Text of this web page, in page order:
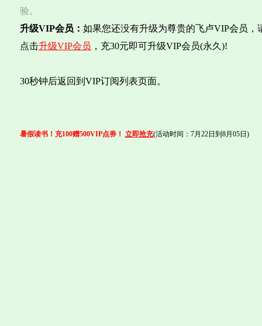
验。
升级VIP会员： 如果您还没有升级为尊贵的飞卢VIP会员，
点击升级VIP会员 ，充30元即可升级VIP会员(永久)!
30秒钟后返回到VIP订阅列表页面。
暑假读书！充100赠500VIP点券！ 立即抢充(活动时间：7月22日到8月05日)